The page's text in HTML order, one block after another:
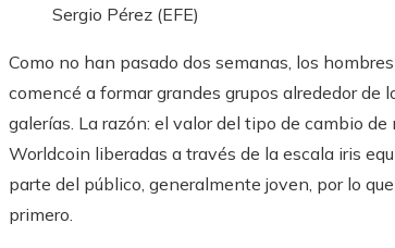
Sergio Pérez (EFE)
Como no han pasado dos semanas, los
comencé a formar grandes grupos alrededor
galerías. La razón: el valor del tipo de cambio
Worldcoin liberadas a través de la escala iris
parte del público, generalmente joven, por lo
primero.